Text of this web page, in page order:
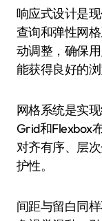
响应式设计是
查询和弹性网
动调整，确保
能获得良好的浏
网格系统是实
Grid和Flexbox
对齐有序、层
护性。
间距与留白同